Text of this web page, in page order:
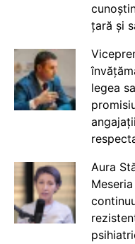
țară și
legea
Aura